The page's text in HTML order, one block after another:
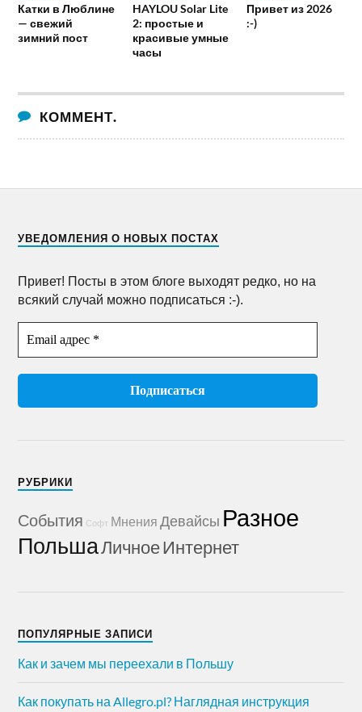
Катки в Люблине
— свежий
зимний пост
HAYLOU Solar Lite
2: простые и
красивые умные
часы
Привет из 2026
:-)
КОММЕНТ.
УВЕДОМЛЕНИЯ О НОВЫХ ПОСТАХ
Привет! Посты в этом блоге выходят редко, но на
всякий случай можно подписаться :-).
РУБРИКИ
События Софт Мнения Девайсы Разное
ПольшаЛичноеИнтернет
ПОПУЛЯРНЫЕ ЗАПИСИ
Как и зачем мы переехали в Польшу
Как покупать на Allegro.pl? Наглядная инструкция